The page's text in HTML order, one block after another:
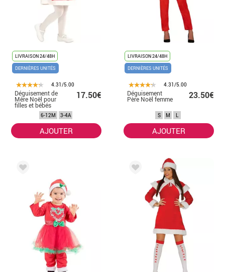
LIVRAISON 24/48H
DERNIÈRES UNITÉS
4.31/5.00
Déguisement de
Mère Noël pour
filles et bébés
17.50€
6-12M 3-4A
AJOUTER
LIVRAISON 24/48H
DERNIÈRES UNITÉS
4.31/5.00
Déguisement
Père Noël femme 23.50€
S M L
AJOUTER